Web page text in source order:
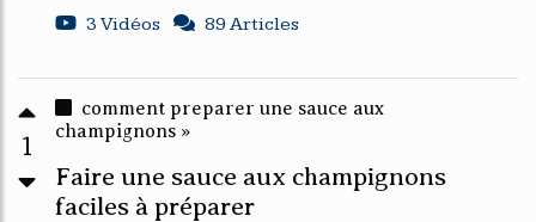
3 Vidéos 89 Articles
1
comment preparer une sauce aux
champignons »
Faire une sauce aux champignons
faciles à préparer